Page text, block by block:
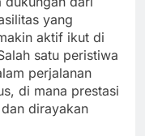
yang
aktif ikut di
satu peristiwa
perjalanan
di mana prestasi
dirayakan